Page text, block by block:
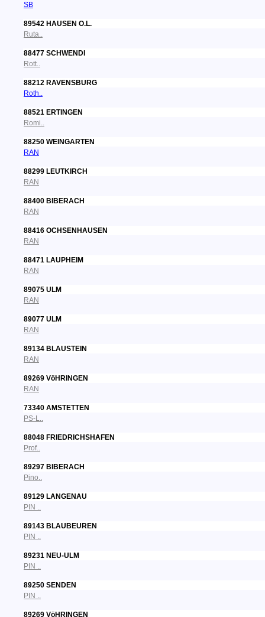
SB
89542 HAUSEN O.L.
Ruta..
88477 SCHWENDI
Rott..
88212 RAVENSBURG
Roth..
88521 ERTINGEN
Romi..
88250 WEINGARTEN
RAN
88299 LEUTKIRCH
RAN
88400 BIBERACH
RAN
88416 OCHSENHAUSEN
RAN
88471 LAUPHEIM
RAN
89075 ULM
RAN
89077 ULM
RAN
89134 BLAUSTEIN
RAN
89269 VöHRINGEN
RAN
73340 AMSTETTEN
PS-L..
88048 FRIEDRICHSHAFEN
Prof..
89297 BIBERACH
Pino..
89129 LANGENAU
PIN ..
89143 BLAUBEUREN
PIN ..
89231 NEU-ULM
PIN ..
89250 SENDEN
PIN ..
89269 VöHRINGEN